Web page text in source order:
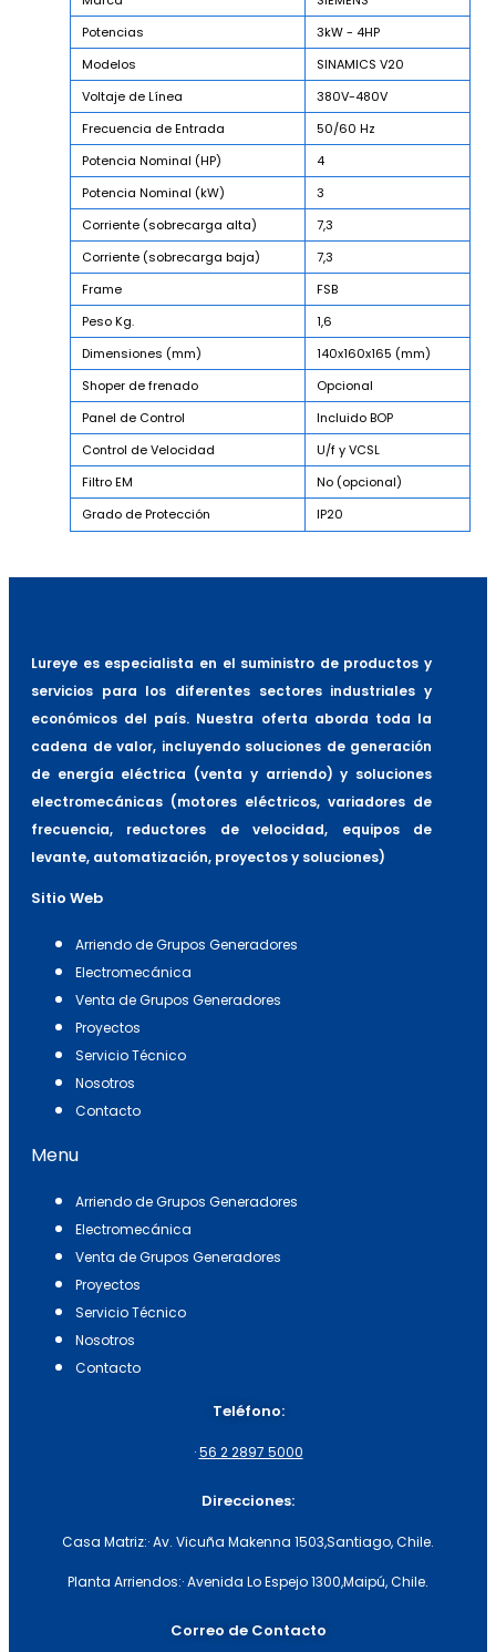
Potencias
3kW - 4HP
Modelos
SINAMICS V20
Voltaje de Línea
380V-480V
Frecuencia de Entrada
50/60 Hz
Potencia Nominal (HP)
4
Potencia Nominal (kW)
3
Corriente (sobrecarga alta)
7,3
Corriente (sobrecarga baja)
7,3
Frame
FSB
Peso Kg.
1,6
Dimensiones (mm)
140x160x165 (mm)
Shoper de frenado
Opcional
Panel de Control
Incluido BOP
Control de Velocidad
U/f y VCSL
Filtro EM
No (opcional)
Grado de Protección
IP20
Lureye es especialista en el suministro de productos y
servicios para los diferentes sectores industriales y
económicos del país. Nuestra oferta aborda toda la
cadena de valor, incluyendo soluciones de generación
de energía eléctrica (venta y arriendo) y soluciones
electromecánicas (motores eléctricos, variadores de
frecuencia, reductores de velocidad, equipos de
levante, automatización, proyectos y soluciones)
Sitio Web
Arriendo de Grupos Generadores
Electromecánica
Venta de Grupos Generadores
Proyectos
Servicio Técnico
Nosotros
Contacto
Menu
Arriendo de Grupos Generadores
Electromecánica
Venta de Grupos Generadores
Proyectos
Servicio Técnico
Nosotros
Contacto
Teléfono:
·56 2 2897 5000
Direcciones:
Casa Matriz:· Av. Vicuña Makenna 1503,Santiago, Chile.
Planta Arriendos:· Avenida Lo Espejo 1300,Maipú, Chile.
Correo de Contacto